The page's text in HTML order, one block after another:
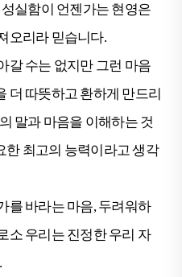
실함이 언젠가는 현영은
오리라 믿습니다.
갈 수는 없지만 그런 마음
더 따뜻하고 환하게 만드리
말과 마음을 이해하는 것
한 최고의 능력이라고 생각
를 바라는 마음, 두려워하
소 우리는 진정한 우리 자